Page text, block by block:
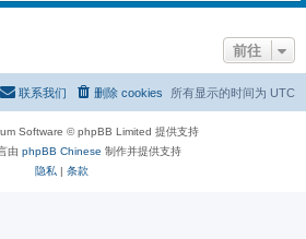
前往
所有显示的时间为 UTC
删除 cookies
联系我们
Software © phpBB Limited 提供支持
由 phpBB Chinese 制作并提供支持
隐私 | 条款